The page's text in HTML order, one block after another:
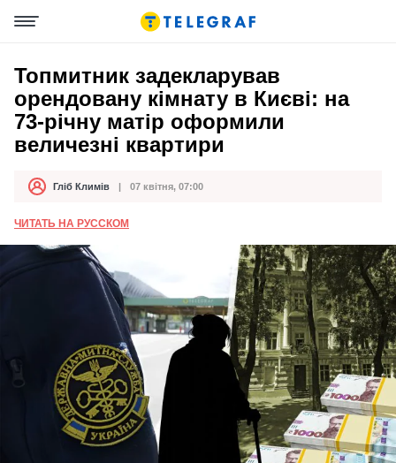
Топмитник задекларував
орендовану кімнату в Києві: на
73-річну матір оформили
величезні квартири
АвторГліб Климів
Дата публікації 07 квітня, 07:00
ЧИТАТЬ НА РУССКОМ